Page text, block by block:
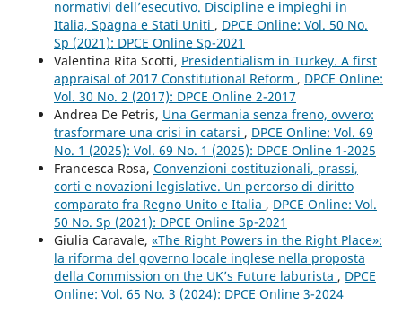
normativi dell’esecutivo. Discipline e impieghi in
Italia, Spagna e Stati Uniti , DPCE Online: Vol. 50 No.
Sp (2021): DPCE Online Sp-2021
Valentina Rita Scotti, Presidentialism in Turkey. A first
appraisal of 2017 Constitutional Reform , DPCE Online:
Vol. 30 No. 2 (2017): DPCE Online 2-2017
Andrea De Petris, Una Germania senza freno, ovvero:
trasformare una crisi in catarsi , DPCE Online: Vol. 69
No. 1 (2025): Vol. 69 No. 1 (2025): DPCE Online 1-2025
Francesca Rosa, Convenzioni costituzionali, prassi,
corti e novazioni legislative. Un percorso di diritto
comparato fra Regno Unito e Italia , DPCE Online: Vol.
50 No. Sp (2021): DPCE Online Sp-2021
Giulia Caravale, «The Right Powers in the Right Place»:
la riforma del governo locale inglese nella proposta
della Commission on the UK’s Future laburista , DPCE
Online: Vol. 65 No. 3 (2024): DPCE Online 3-2024